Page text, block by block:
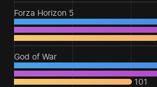
Forza Horizon 5
God of War
101